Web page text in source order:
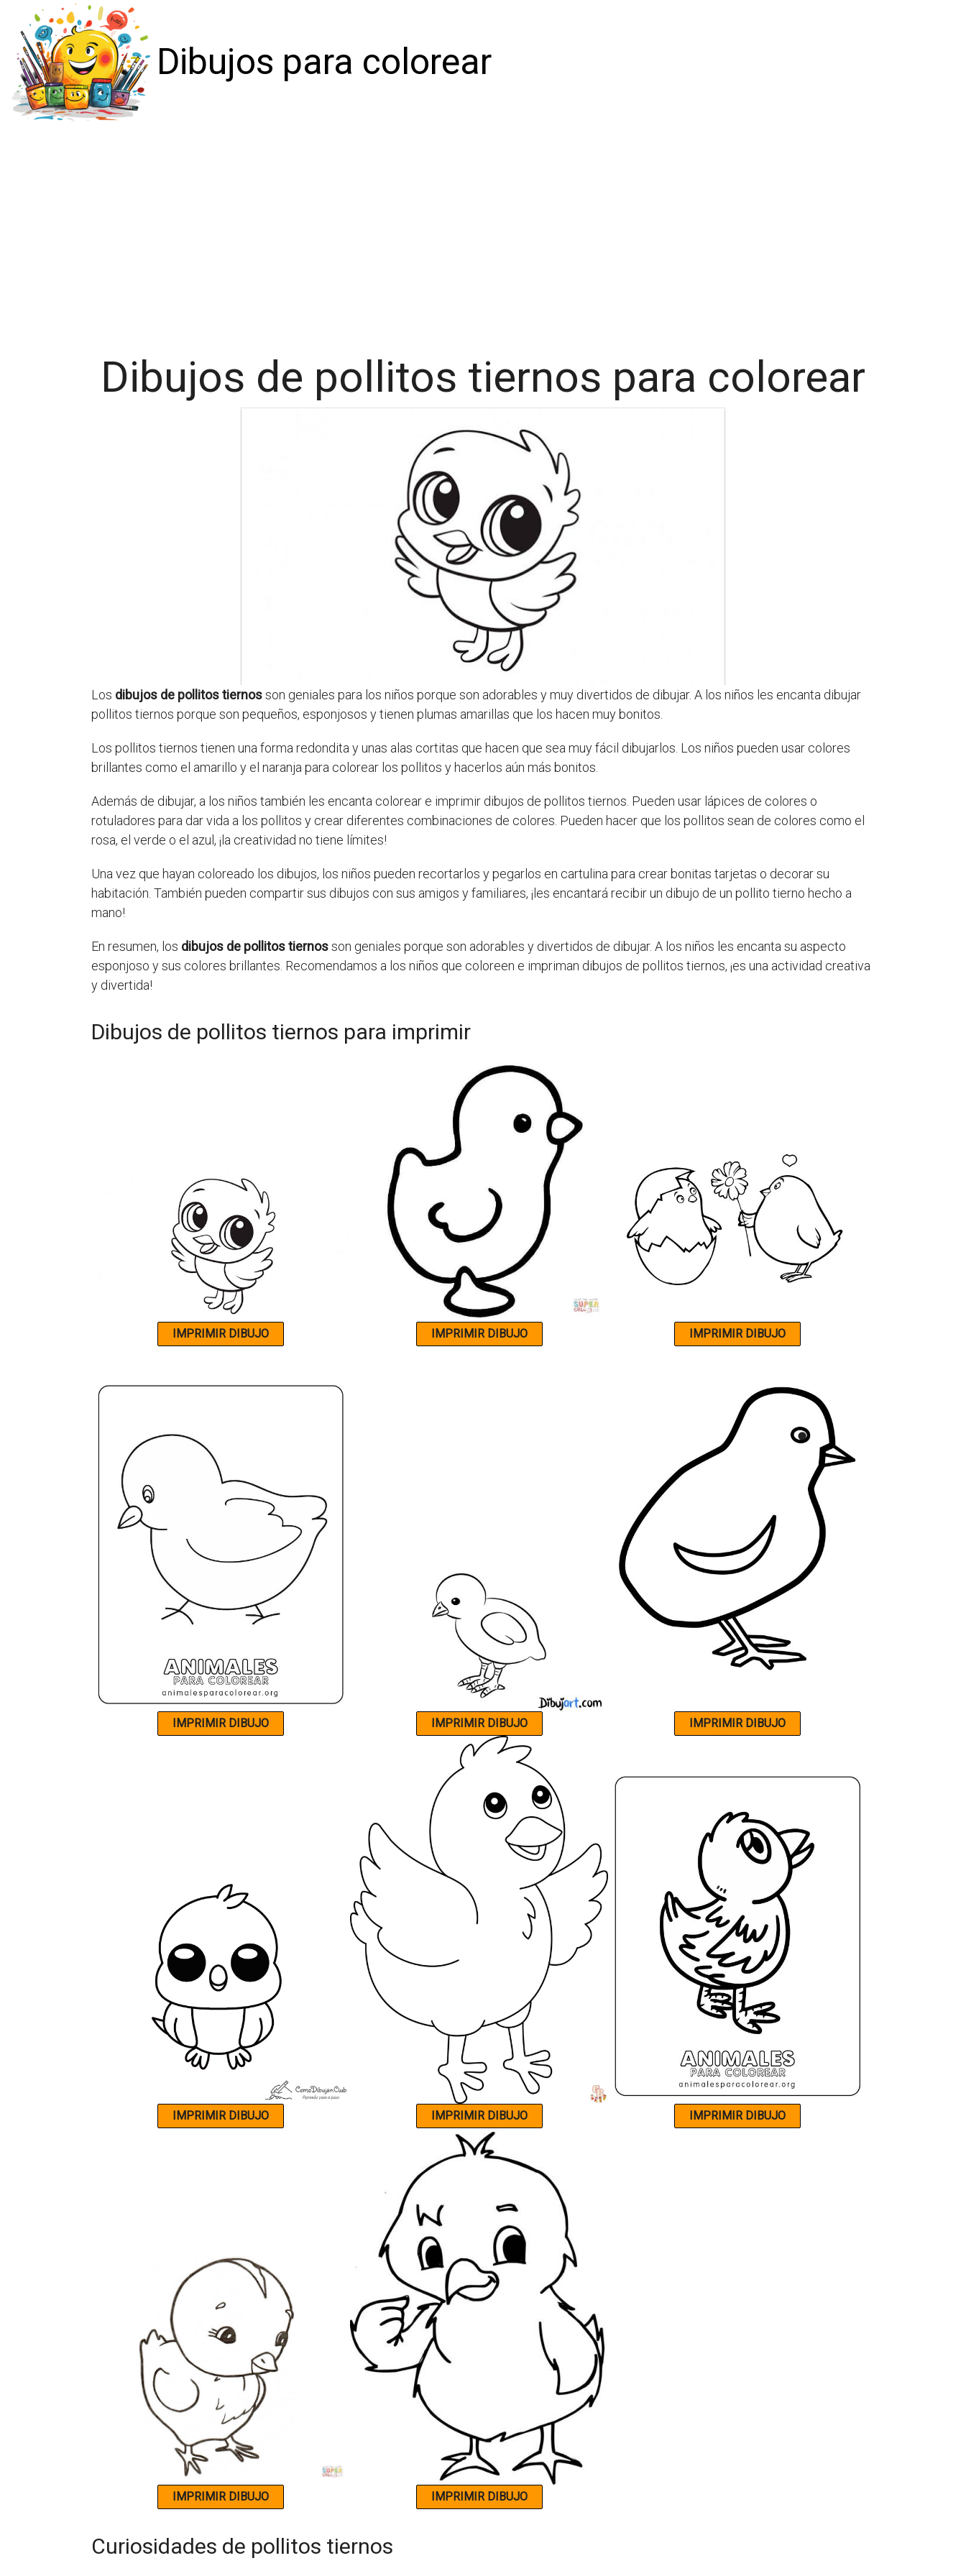
Dibujos para colorear
Dibujos de pollitos tiernos para colorear
Los dibujos de pollitos tiernosson geniales para los niños porque son adorables y muy divertidos de dibujar. A los niños les encanta dibujar
pollitos tiernos porque son pequeños, esponjosos y tienen plumas amarillas que los hacen muy bonitos.
Los pollitos tiernos tienen una forma redondita y unas alas cortitas que hacen que sea muy fácil dibujarlos. Los niños pueden usar colores
brillantes como el amarillo y el naranja para colorear los pollitos y hacerlos aún más bonitos.
Además de dibujar, a los niños también les encanta colorear e imprimir dibujos de pollitos tiernos. Pueden usar lápices de colores o
rotuladores para dar vida a los pollitos y crear diferentes combinaciones de colores. Pueden hacer que los pollitos sean de colores como el
rosa, el verde o el azul, ¡la creatividad no tiene límites!
Una vez que hayan coloreado los dibujos, los niños pueden recortarlos y pegarlos en cartulina para crear bonitas tarjetas o decorar su
habitación. También pueden compartir sus dibujos con sus amigos y familiares, ¡les encantará recibir un dibujo de un pollito tierno hecho a
mano!
En resumen, los dibujos de pollitos tiernosson geniales porque son adorables y divertidos de dibujar. A los niños les encanta su aspecto
esponjoso y sus colores brillantes. Recomendamos a los niños que coloreen e impriman dibujos de pollitos tiernos, ¡es una actividad creativa
y divertida!
Dibujos de pollitos tiernos para imprimir
Curiosidades de pollitos tiernos